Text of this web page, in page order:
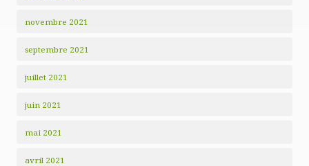
novembre 2021
septembre 2021
juillet 2021
juin 2021
mai 2021
avril 2021